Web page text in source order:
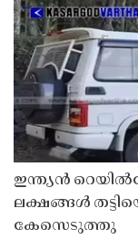
ഇന്ത്യൻ
ലക്ഷങ്ങൾ
കേസെടുത്തു